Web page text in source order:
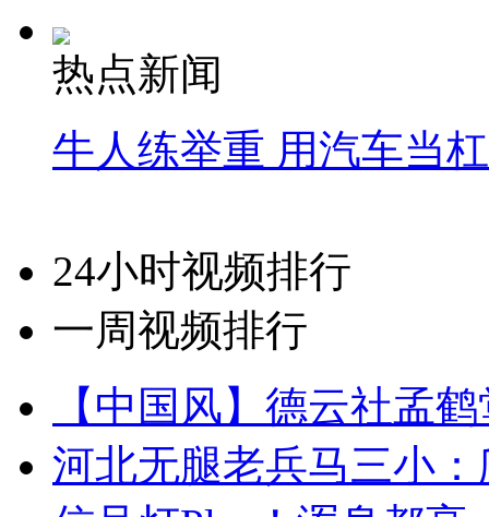
热点新闻
牛人练举重 用汽车当
24小时视频排行
一周视频排行
【中国风】德云社孟
河北无腿老兵马三小